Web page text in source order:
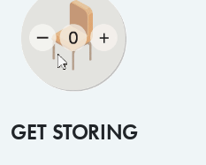
GET STORING